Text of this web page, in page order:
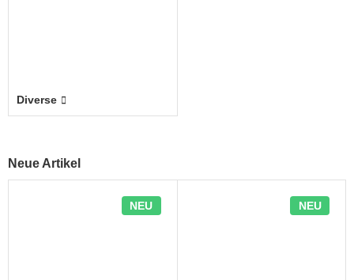
Diverse
Neue Artikel
NEU NEU